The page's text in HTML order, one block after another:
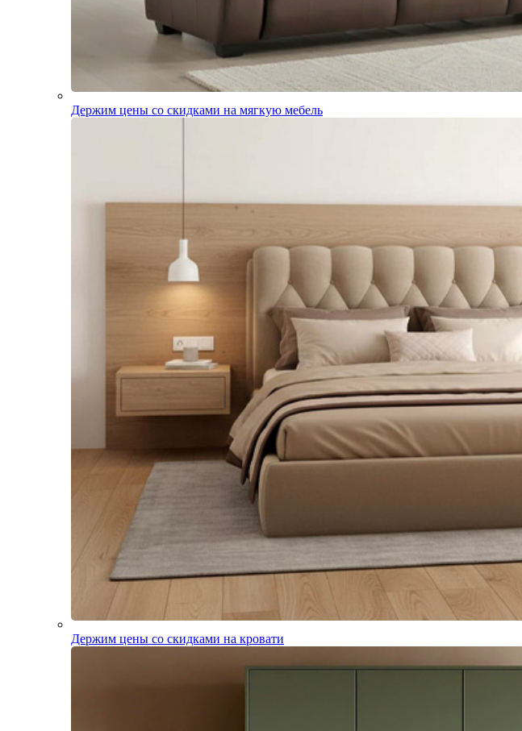
Держим цены со скидками на мягкую мебель
Держим цены со скидками на кровати